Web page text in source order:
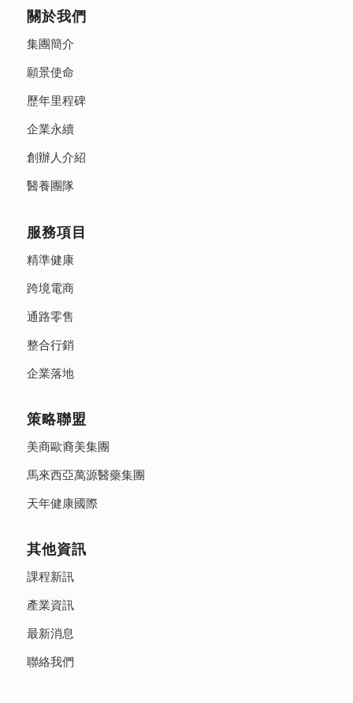
關於我們
集團簡介
願景使命
歷年里程碑
企業永續
創辦人介紹
醫養團隊
服務項目
精準健康
跨境電商
通路零售
整合行銷
企業落地
策略聯盟
美商歐裔美集團
馬來西亞萬源醫藥集團
天年健康國際
其他資訊
課程新訊
產業資訊
最新消息
聯絡我們